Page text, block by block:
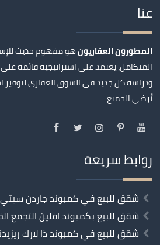
عنا
المطورون العقاريونهو مفهوم حديث
المتكامل، يعتمد على استراتيجية قائمة على
ودراسة كل جديد في السوق العقاري لتوفير
تُرضي الجميع
روابط سريعة
شقق للبيع في كمبوند جاردن
شقق للبيع بكمبوند افلين التجمع
شقق للبيع في كمبوند ذا لارك